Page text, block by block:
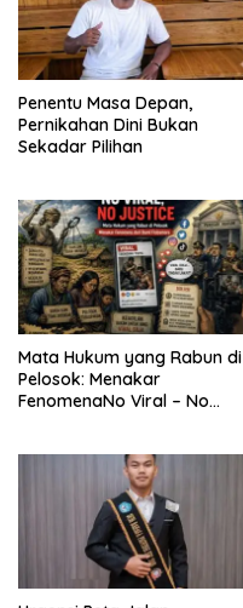
Penentu Masa Depan,
Pernikahan Dini Bukan
Sekadar Pilihan
Mata Hukum yang Rabun di
Pelosok: Menakar
FenomenaNo Viral – No